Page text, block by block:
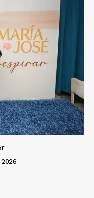
2026